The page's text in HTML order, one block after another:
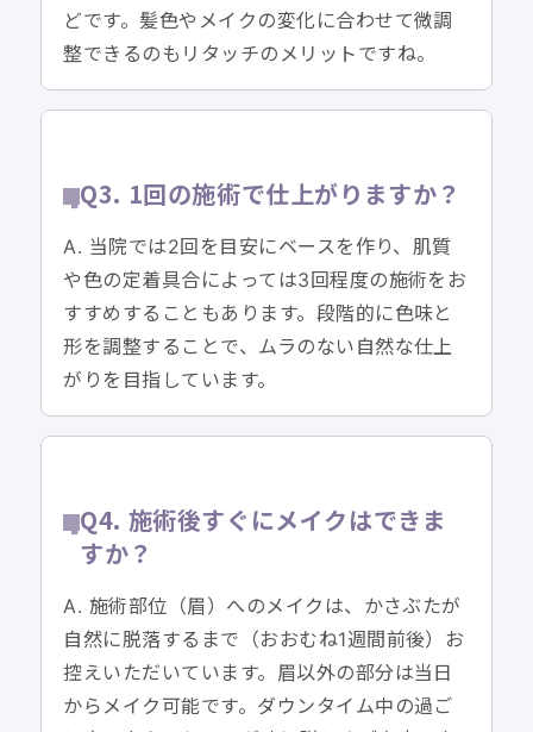
どです。髪色やメイクの変化に合わせて微調
整できるのもリタッチのメリットですね。
Q3. 1回の施術で仕上がりますか？
A. 当院では2回を目安にベースを作り、肌質
や色の定着具合によっては3回程度の施術をお
すすめすることもあります。段階的に色味と
形を調整することで、ムラのない自然な仕上
がりを目指しています。
Q4. 施術後すぐにメイクはできま
すか？
A. 施術部位（眉）へのメイクは、かさぶたが
自然に脱落するまで（おおむね1週間前後）お
控えいただいています。眉以外の部分は当日
からメイク可能です。ダウンタイム中の過ご